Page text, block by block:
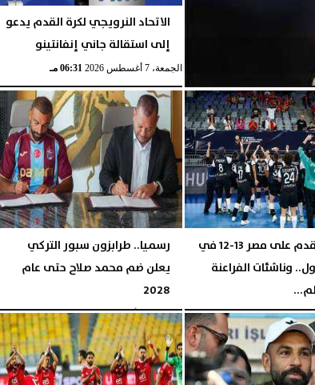
الاتحاد النرويجي لكرة القدم يدعو
إلى استقالة جاني إنفانتينو
الجمعة، 7 أغسطس 2026 06:31 مـ
إسبانيا تتقدم على مصر 13-12 في
وناشئات الفراعنة
06:26 مـ
رسميا.. طرابزون سبور التركي
يعلن ضم محمد صلاح حتى عام
2028
الخميس، 6 أغسطس 2026 06:04 مـ